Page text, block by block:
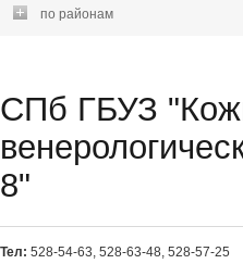
по районам
СПб ГБУЗ
8"
Тел: 528-54-63, 528-63-48, 528-57-25